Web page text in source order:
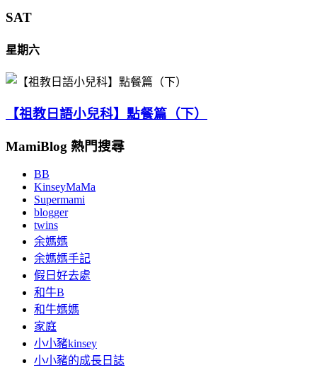
SAT
星期六
【祖教日語小兒科】點餐篇（下）
MamiBlog 熱門搜尋
BB
KinseyMaMa
Supermami
blogger
twins
余媽媽
余媽媽手記
假日好去處
和牛B
和牛媽媽
家庭
小小豬kinsey
小小豬的成長日誌